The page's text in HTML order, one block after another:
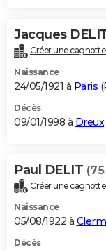
Jacques
Créer une
Naissance
24/05/1921 à Paris (
Décès
09/01/1998 à Dreux
Paul DELIT
Créer une
Naissance
05/08/1922 à
Décès